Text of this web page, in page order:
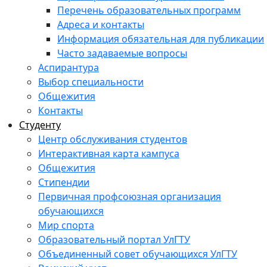
Перечень образовательных программ
Адреса и контакты
Информация обязательная для публикации
Часто задаваемые вопросы
Аспирантура
Выбор специальности
Общежития
Контакты
Студенту
Центр обслуживания студентов
Интерактивная карта кампуса
Общежития
Стипендии
Первичная профсоюзная организация
обучающихся
Мир спорта
Образовательный портал УлГТУ
Объединенный совет обучающихся УлГТУ